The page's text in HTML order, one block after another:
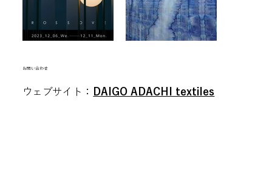
​お問い合わせ
ウェブサイト： DAIGO ADACHI textiles